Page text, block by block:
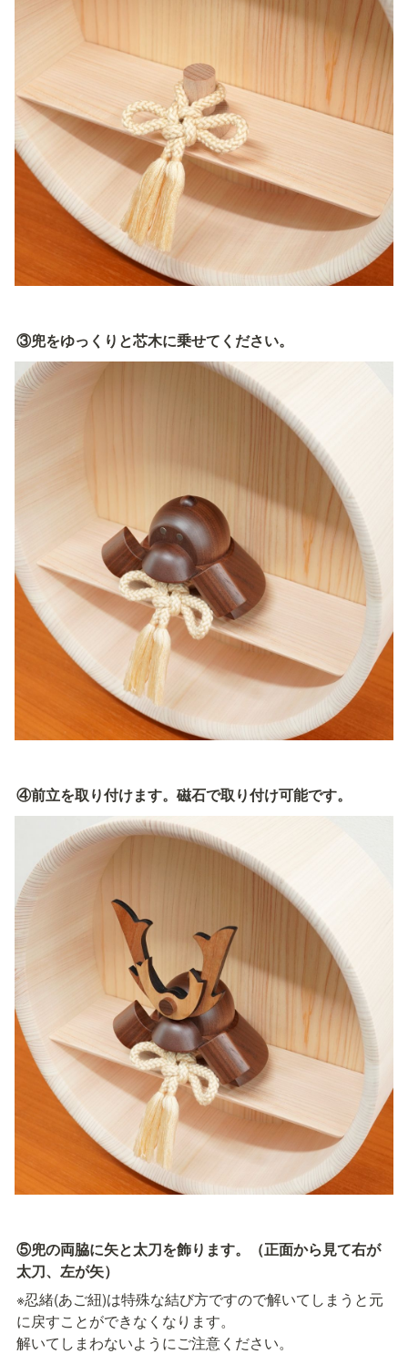
③兜をゆっくりと芯木に乗せてください。
④前立を取り付けます。磁石で取り付け可能です。
⑤兜の両脇に矢と太刀を飾ります。（正面から見て右が
太刀、左が矢）
※忍緒(あご紐)は特殊な結び方ですので解いてしまうと元
に戻すことができなくなります。
解いてしまわないようにご注意ください。